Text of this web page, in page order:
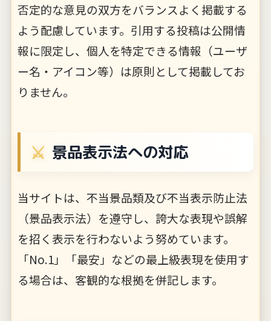
否定的な意見の双方をバランスよく掲載する
よう配慮しています。引用する投稿は公開情
報に限定し、個人を特定できる情報（ユーザ
ー名・アイコン等）は原則として掲載してお
りません。
景品表示法への対応
当サイトは、不当景品類及び不当表示防止法
（景品表示法）を遵守し、誇大な表現や誤解
を招く表示を行わないよう努めています。
「No.1」「最安」などの最上級表現を使用す
る場合は、客観的な根拠を併記します。